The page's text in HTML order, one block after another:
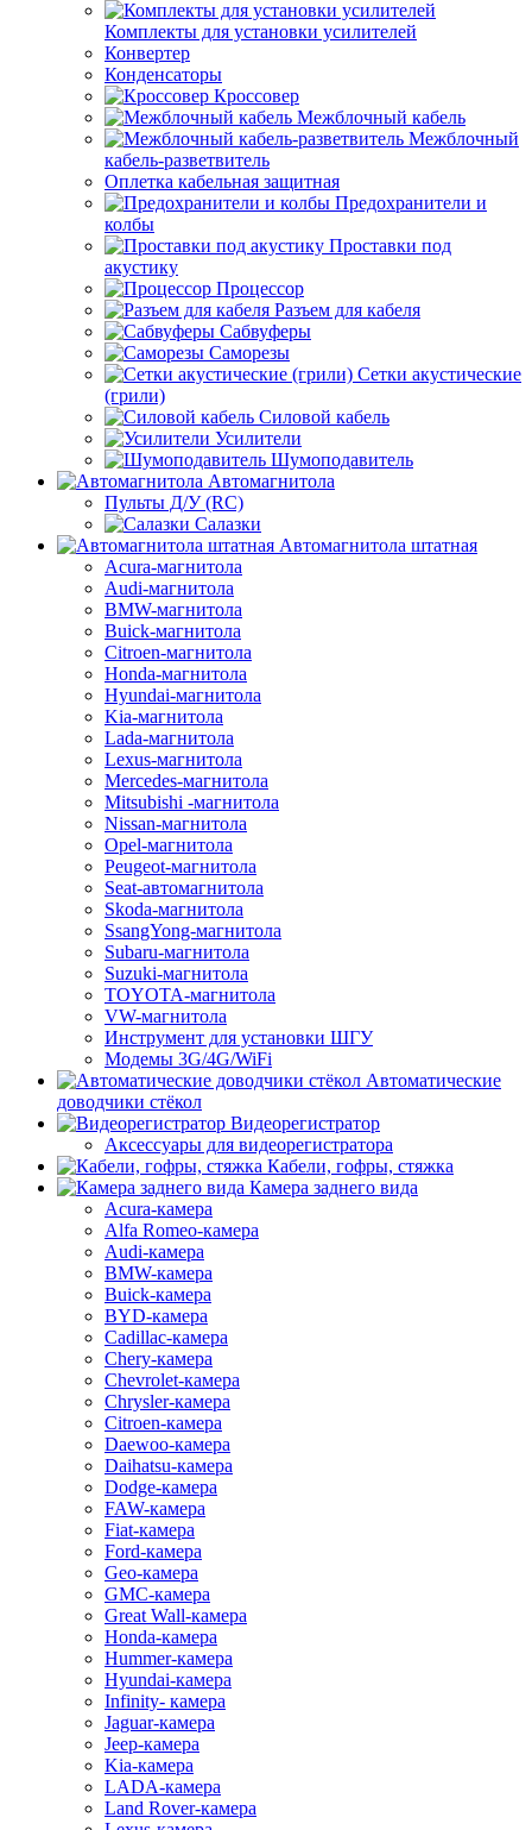
Комплекты для установки усилителей
Конвертер
Конденсаторы
Кроссовер
Межблочный кабель
Межблочный
кабель-разветвитель
Оплетка кабельная защитная
Предохранители и
колбы
Проставки под
акустику
Процессор
Разъем для кабеля
Сабвуферы
Саморезы
Сетки акустические
(грили)
Силовой кабель
Усилители
Шумоподавитель
Автомагнитола
Пульты Д/У (RC)
Салазки
Автомагнитола штатная
Acura-магнитола
Audi-магнитола
BMW-магнитола
Buick-магнитола
Citroen-магнитола
Honda-магнитола
Hyundai-магнитола
Kia-магнитола
Lada-магнитола
Lexus-магнитола
Mercedes-магнитола
Mitsubishi -магнитола
Nissan-магнитола
Opel-магнитола
Peugeot-магнитола
Seat-автомагнитола
Skoda-магнитола
SsangYong-магнитола
Subaru-магнитола
Suzuki-магнитола
TOYOTA-магнитола
VW-магнитола
Инструмент для установки ШГУ
Модемы 3G/4G/WiFi
Автоматические
доводчики стёкол
Видеорегистратор
Аксессуары для видеорегистратора
Кабели, гофры, стяжка
Камера заднего вида
Acura-камера
Alfa Romeo-камера
Audi-камера
BMW-камера
Buick-камера
BYD-камера
Cadillac-камера
Chery-камера
Chevrolet-камера
Chrysler-камера
Citroen-камера
Daewoo-камера
Daihatsu-камера
Dodge-камера
FAW-камера
Fiat-камера
Ford-камера
Geo-камера
GMC-камера
Great Wall-камера
Honda-камера
Hummer-камера
Hyundai-камера
Infinity- камера
Jaguar-камера
Jeep-камера
Kia-камера
LADA-камера
Land Rover-камера